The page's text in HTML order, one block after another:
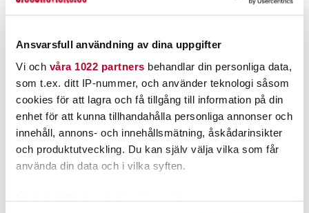
Ansvarsfull användning av dina uppgifter
Vi och våra 1022 partners behandlar din personliga data,
som t.ex. ditt IP-nummer, och använder teknologi såsom
cookies för att lagra och få tillgång till information på din
enhet för att kunna tillhandahålla personliga annonser och
innehåll, annons- och innehållsmätning, åskådarinsikter
och produktutveckling. Du kan själv välja vilka som får
använda din data och i vilka syften.
POWERBAIT
Powerbait Natural Trout
Dough Garlic Spring
Green Glitter
Nuvarande pris:
75,00 kr
Tidigare pris
99,00 kr
75,00 kr
99,00 kr
6 ST
POWERBAIT
Powerbait Natural Trout
Dough Garlic White Glitter
Nuvarande pris:
75,00 krTidigare pris
99,00 kr
75,00 kr
99,00 kr
FLER ÄN 6 ST KVAR